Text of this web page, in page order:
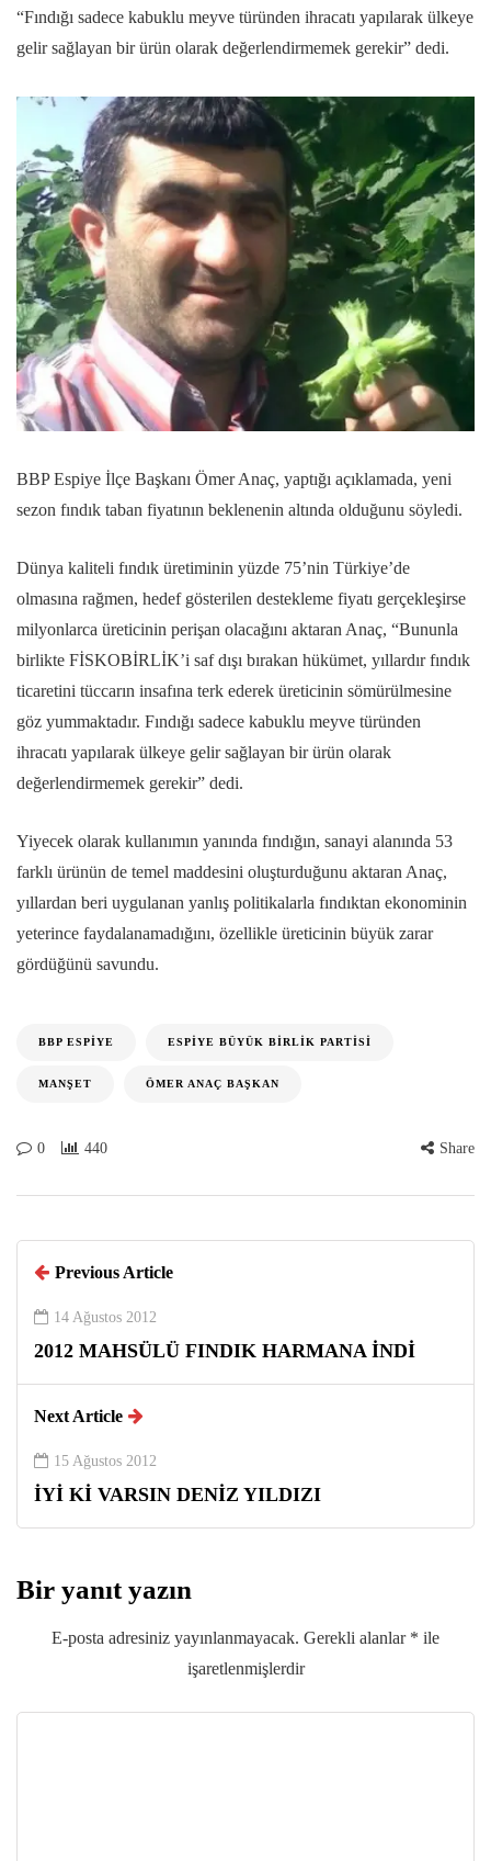
“Fındığı sadece kabuklu meyve türünden ihracatı yapılarak ülkeye
gelir sağlayan bir ürün olarak değerlendirmemek gerekir” dedi.
BBP Espiye İlçe Başkanı Ömer Anaç, yaptığı açıklamada, yeni
sezon fındık taban fiyatının beklenenin altında olduğunu söyledi.
Dünya kaliteli fındık üretiminin yüzde 75’nin Türkiye’de
olmasına rağmen, hedef gösterilen destekleme fiyatı gerçekleşirse
milyonlarca üreticinin perişan olacağını aktaran Anaç, “Bununla
birlikte FİSKOBİRLİK’i saf dışı bırakan hükümet, yıllardır fındık
ticaretini tüccarın insafına terk ederek üreticinin sömürülmesine
göz yummaktadır. Fındığı sadece kabuklu meyve türünden
ihracatı yapılarak ülkeye gelir sağlayan bir ürün olarak
değerlendirmemek gerekir” dedi.
Yiyecek olarak kullanımın yanında fındığın, sanayi alanında 53
farklı ürünün de temel maddesini oluşturduğunu aktaran Anaç,
yıllardan beri uygulanan yanlış politikalarla fındıktan ekonominin
yeterince faydalanamadığını, özellikle üreticinin büyük zarar
gördüğünü savundu.
BBP ESPIYE ESPIYE BÜYÜK BIRLIK PARTISI
MANŞET ÖMER ANAÇ BAŞKAN
0 440 Share
Previous Article
14 Ağustos 2012
2012 MAHSÜLÜ FINDIK HARMANA İNDİ
Next Article
15 Ağustos 2012
İYİ Kİ VARSIN DENİZ YILDIZI
Bir yanıt yazın
E-posta adresiniz yayınlanmayacak. Gerekli alanlar * ile
işaretlenmişlerdir